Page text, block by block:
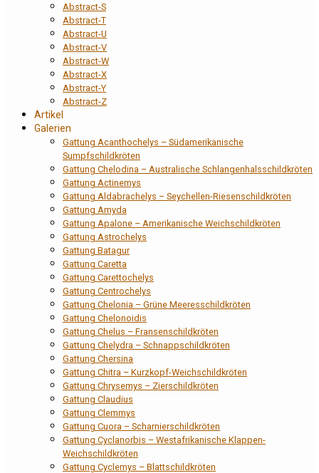
Abstract-S
Abstract-T
Abstract-U
Abstract-V
Abstract-W
Abstract-X
Abstract-Y
Abstract-Z
Artikel
Galerien
Gattung Acanthochelys – Südamerikanische
Sumpfschildkröten
Gattung Chelodina – Australische Schlangenhalsschildkröten
Gattung Actinemys
Gattung Aldabrachelys – Seychellen-Riesenschildkröten
Gattung Amyda
Gattung Apalone – Amerikanische Weichschildkröten
Gattung Astrochelys
Gattung Batagur
Gattung Caretta
Gattung Carettochelys
Gattung Centrochelys
Gattung Chelonia – Grüne Meeresschildkröten
Gattung Chelonoidis
Gattung Chelus – Fransenschildkröten
Gattung Chelydra – Schnappschildkröten
Gattung Chersina
Gattung Chitra – Kurzkopf-Weichschildkröten
Gattung Chrysemys – Zierschildkröten
Gattung Claudius
Gattung Clemmys
Gattung Cuora – Scharnierschildkröten
Gattung Cyclanorbis – Westafrikanische Klappen-
Weichschildkröten
Gattung Cyclemys – Blattschildkröten